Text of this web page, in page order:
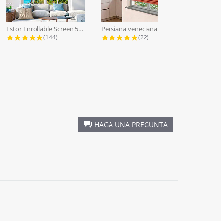
Estor Enrollable Screen 5% a Medida...
4.9 star rating
(144) 4.9 star rating
(22)
HAGA UNA PREGUNTA